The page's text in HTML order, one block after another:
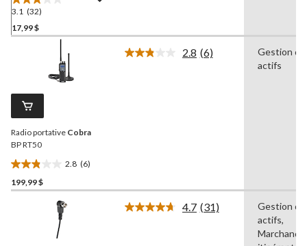
3.1 (32)
3.1
étoile(s)
sur
évaluations
17,99 $
Radio portative Cobra
BP RT50
2.8 (6)
2.8
étoile(s)
évaluations
199,99 $
2.8 Lire
(6)
Gestion
actifs
4.7 Lire
(31)
Gestion
actifs,